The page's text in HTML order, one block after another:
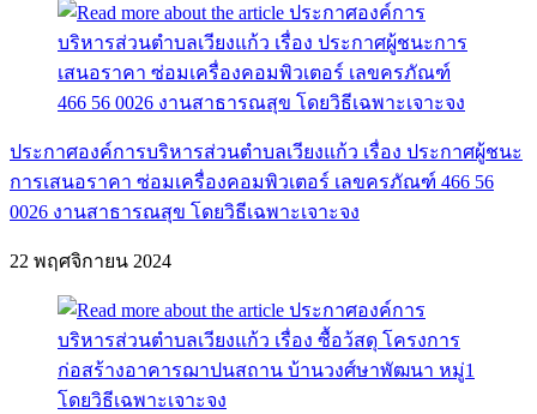
ประกาศองค์การบริหารส่วนตำบลเวียงแก้ว เรื่อง ประกาศผู้ชนะ
การเสนอราคา ซ่อมเครื่องคอมพิวเตอร์ เลขครภัณฑ์ 466 56
0026 งานสาธารณสุข โดยวิธีเฉพาะเจาะจง
22 พฤศจิกายน 2024